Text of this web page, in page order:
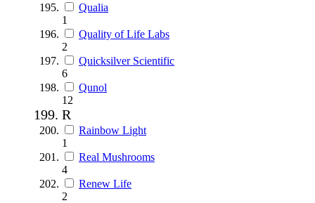
Qualia
1
Quality of Life Labs
2
Quicksilver Scientific
6
Qunol
12
R
Rainbow Light
1
Real Mushrooms
4
Renew Life
2